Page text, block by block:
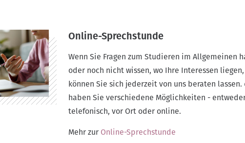
Online-Sprechstunde
Wenn Sie Fragen zum Studieren im Allgemeinen
oder noch nicht wissen, wo Ihre Interessen
können Sie sich jederzeit von uns beraten lassen.
haben Sie verschiedene Möglichkeiten -
telefonisch, vor Ort oder online.
Mehr zur Online-Sprechstunde